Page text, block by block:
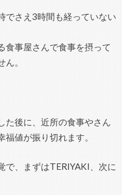
でさえ3時間も経っていない
食事屋さんで食事を摂って
。
後に、近所の食事やさん
値が振り切れます。
で、まずはTERIYAKI、次に